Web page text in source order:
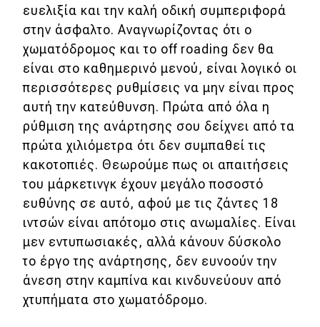
DRIVE Away
MOTO
Μεταχειρισμένο
Οδηγός αγοράς
Συμβουλές
Χρηστικά
Συμβουλές
ΚΤΕΟ
Οδική βοήθεια
ευελιξία και την καλή οδική συμπεριφορά
στην άσφαλτο. Αναγνωρίζοντας ότι ο
χωματόδρομος και το off roading δεν θα
είναι στο καθημερινό μενού, είναι λογικό οι
περισσότερες ρυθμίσεις να μην είναι προς
αυτή την κατεύθυνση. Πρώτα από όλα η
ρύθμιση της ανάρτησης σου δείχνει από τα
πρώτα χιλιόμετρα ότι δεν συμπαθεί τις
κακοτοπιές. Θεωρoύμε πως οι απαιτήσεις
του μάρκετινγκ έχουν μεγάλο ποσοστό
ευθύνης σε αυτό, αφού με τις ζάντες 18
ιντσών είναι απότομο στις ανωμαλίες. Είναι
μεν εντυπωσιακές, αλλά κάνουν δύσκολο
το έργο της ανάρτησης, δεν ευνοούν την
άνεση στην καμπίνα και κινδυνεύουν από
χτυπήματα στο χωματόδρομο.